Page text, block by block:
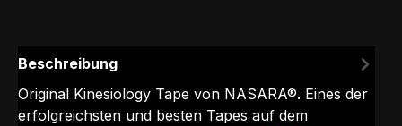
Beschreibung
Original Kinesiology Tape von NASARA®. Eines der
erfolgreichsten und besten Tapes auf dem